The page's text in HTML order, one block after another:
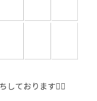
しております🙂‍↕️